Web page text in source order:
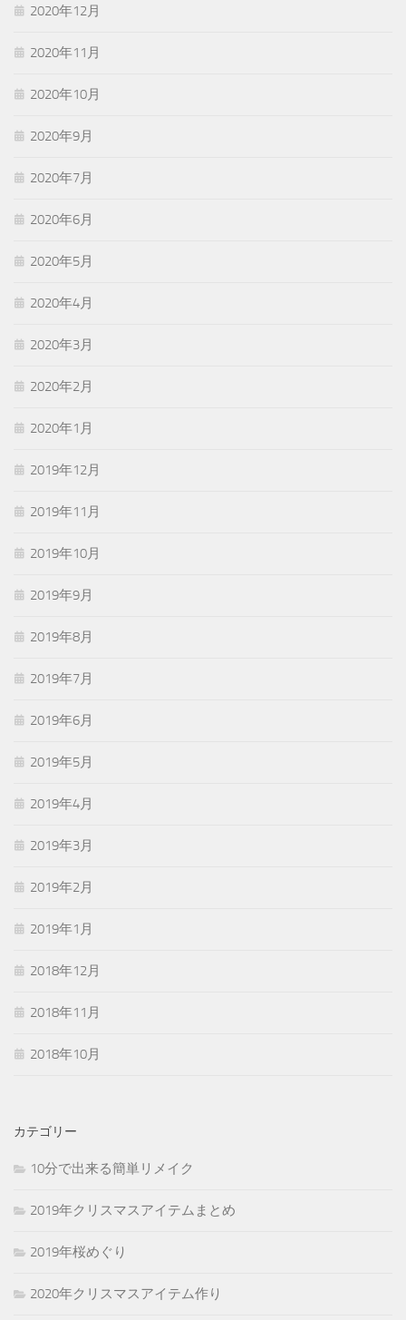
2020年12月
2020年11月
2020年10月
2020年9月
2020年7月
2020年6月
2020年5月
2020年4月
2020年3月
2020年2月
2020年1月
2019年12月
2019年11月
2019年10月
2019年9月
2019年8月
2019年7月
2019年6月
2019年5月
2019年4月
2019年3月
2019年2月
2019年1月
2018年12月
2018年11月
2018年10月
カテゴリー
10分で出来る簡単リメイク
2019年クリスマスアイテムまとめ
2019年桜めぐり
2020年クリスマスアイテム作り